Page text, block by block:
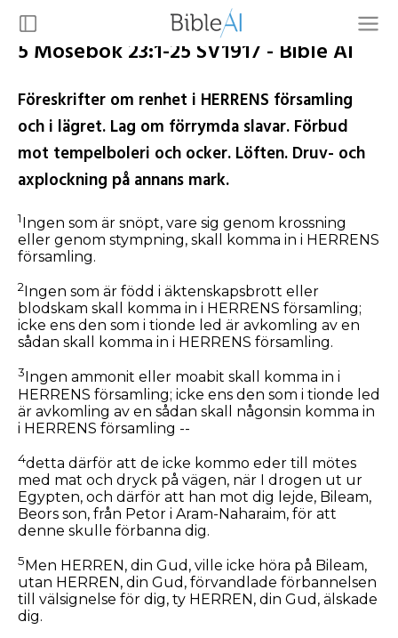
5 Mosebok 23:1-25 SV1917 - Bible AI
Föreskrifter om renhet i HERRENS församling
och i lägret. Lag om förrymda slavar. Förbud
mot tempelboleri och ocker. Löften. Druv- och
axplockning på annans mark.
1Ingen som är snöpt, vare sig genom krossning
eller genom stympning, skall komma in i HERRENS
församling.
2 Ingen som är född i äktenskapsbrott eller
blodskam skall komma in i HERRENS församling;
icke ens den som i tionde led är avkomling av en
sådan skall komma in i HERRENS församling.
3 Ingen ammonit eller moabit skall komma in i
HERRENS församling; icke ens den som i tionde led
är avkomling av en sådan skall någonsin komma in
i HERRENS församling --
4detta därför att de icke kommo eder till mötes
med mat och dryck på vägen, när I drogen ut ur
Egypten, och därför att han mot dig lejde, Bileam,
Beors son, från Petor i Aram-Naharaim, för att
denne skulle förbanna dig.
5 Men HERREN, din Gud, ville icke höra på Bileam,
utan HERREN, din Gud, förvandlade förbannelsen
till välsignelse för dig, ty HERREN, din Gud, älskade
dig.